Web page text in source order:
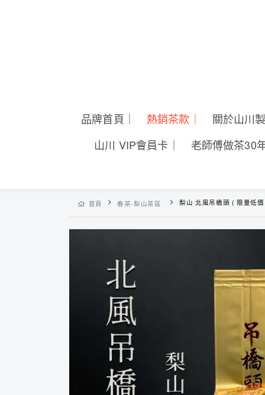
品牌首頁｜ 熱銷茶款｜
關於山川
山川 VIP會員卡｜
老師傅做茶30
首頁 春茶-梨山茶區 梨山 北風吊橋頭 ( 限量低